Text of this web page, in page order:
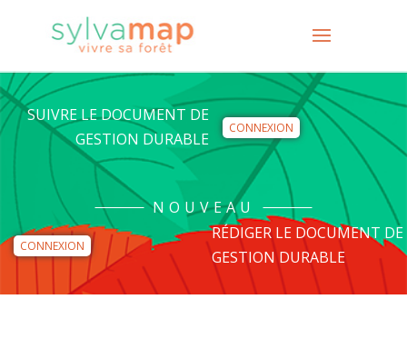
SUIVRE LE DOCUMENT DE
GESTION DURABLE
CONNEXION
NOUVEAU
CONNEXION
RÉDIGER LE DOCUMENT DE
GESTION DURABLE